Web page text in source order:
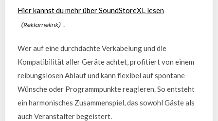
Hier kannst du mehr über SoundStoreXL lesen
Wer auf eine durchdachte Verkabelung und die
Kompatibilität aller Geräte achtet, profitiert von einem
reibungslosen Ablauf und kann flexibel auf spontane
Wünsche oder Programmpunkte reagieren. So entsteht
ein harmonisches Zusammenspiel, das sowohl Gäste als
auch Veranstalter begeistert.